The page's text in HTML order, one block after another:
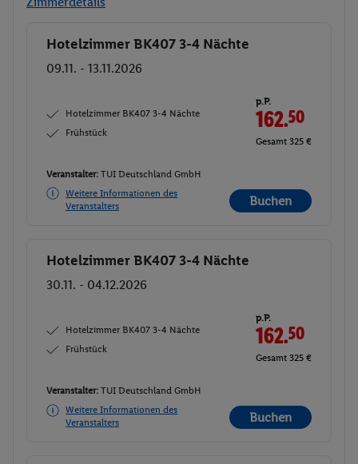
Buchen
Hotelzimmer BK407 3-4 Nächte
09.11. - 13.11.2026
Hotelzimmer BK407 3-4 Nächte
Frühstück
p.P.
162.50
Gesamt 325 €
Veranstalter: TUI Deutschland GmbH
Weitere Informationen des
Veranstalters
Buchen
Buchen
Hotelzimmer BK407 3-4 Nächte
30.11. - 04.12.2026
Hotelzimmer BK407 3-4 Nächte
Frühstück
p.P.
162.50
Gesamt 325 €
Veranstalter: TUI Deutschland GmbH
Weitere Informationen des
Veranstalters
Buchen